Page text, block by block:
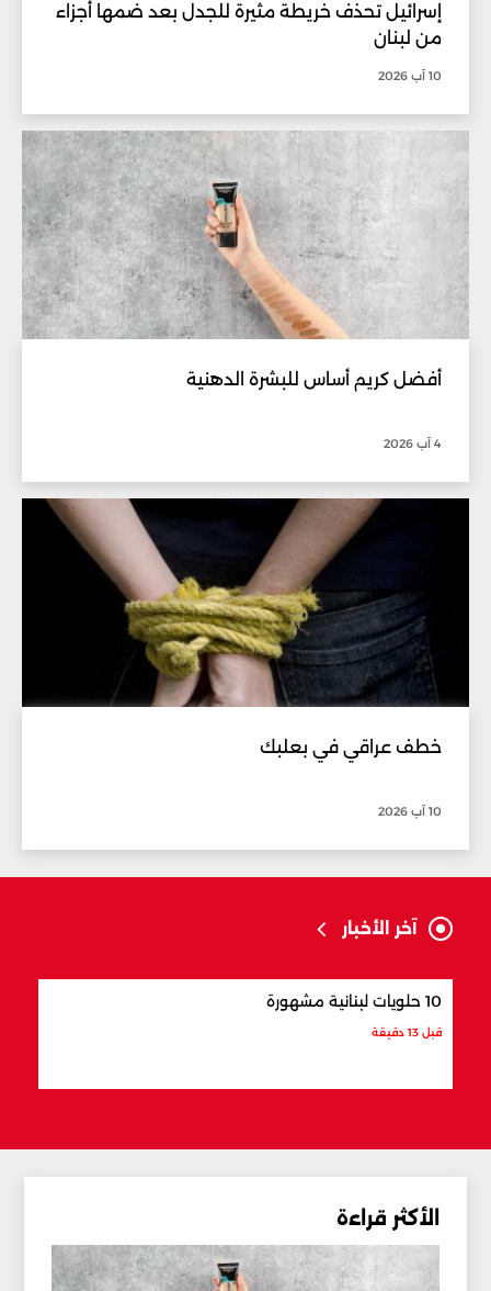
إسرائيل تحذف خريطة مثيرة للجدل بعد ضمها أجزاء
من لبنان
10 آب 2026
أفضل كريم أساس للبشرة الدهنية
4 آب 2026
خطف عراقي في بعلبك
10 آب 2026
آخر الأخبار
10 حلويات لبنانية مشهورة
قبل 13 دقيقة
الأكثر قراءة